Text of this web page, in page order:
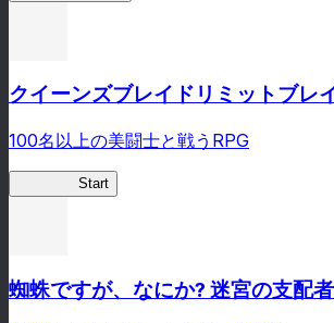
クイーンズブレイドリミットブレ
100名以上の美闘士と戦うRPG
Start
蜘蛛ですが、なにか? 迷宮の支配者